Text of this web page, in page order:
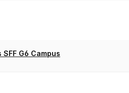
SFF G6 Campus